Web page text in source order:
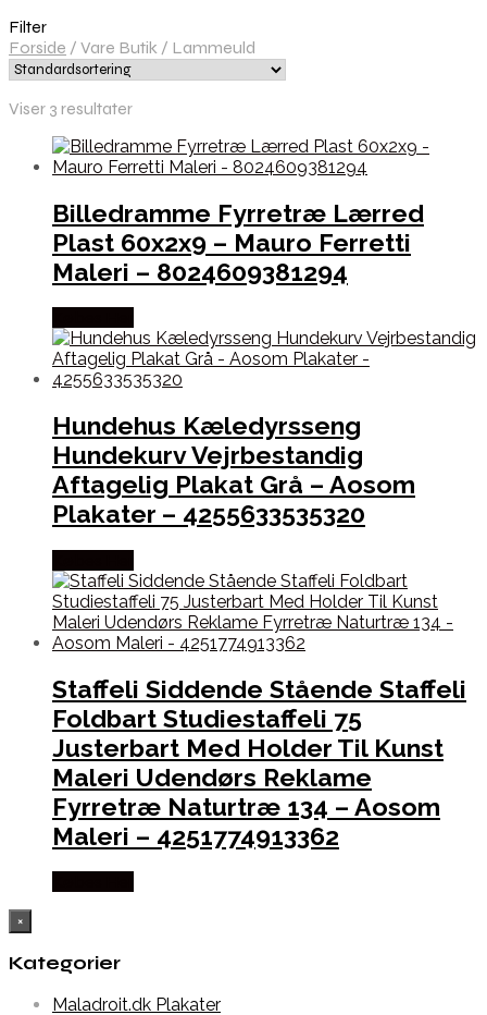
Filter
Forside / Vare Butik / Lammeuld
Viser 3 resultater
Billedramme Fyrretræ Lærred
Plast 60x2x9 – Mauro Ferretti
Maleri – 8024609381294
Hundehus Kæledyrsseng
Hundekurv Vejrbestandig
Aftagelig Plakat Grå – Aosom
Plakater – 4255633535320
Staffeli Siddende Stående Staffeli
Foldbart Studiestaffeli 75
Justerbart Med Holder Til Kunst
Maleri Udendørs Reklame
Fyrretræ Naturtræ 134 – Aosom
Maleri – 4251774913362
×
Kategorier
Maladroit.dk Plakater